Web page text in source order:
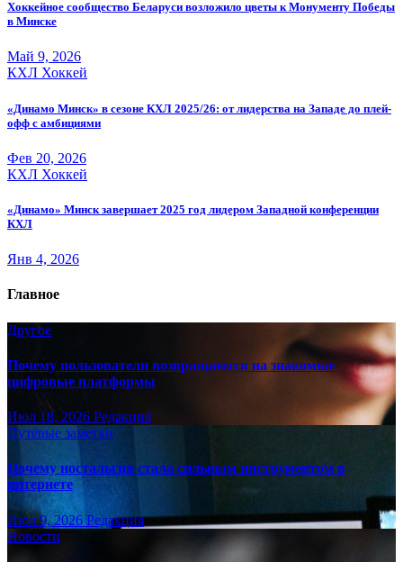
Хоккейное сообщество Беларуси возложило цветы к Монументу Победы
в Минске
Май 9, 2026
КХЛ Хоккей
«Динамо Минск» в сезоне КХЛ 2025/26: от лидерства на Западе до плей-
офф с амбициями
Фев 20, 2026
КХЛ Хоккей
«Динамо» Минск завершает 2025 год лидером Западной конференции
КХЛ
Янв 4, 2026
Главное
Другое
Почему пользователи возвращаются на знакомые
цифровые платформы
Июл 18, 2026 Редакция
Путёвые заметки
Почему ностальгия стала сильным инструментом в
интернете
Июл 9, 2026 Редакция
Новости